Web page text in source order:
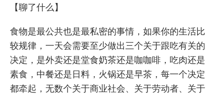
【聊了什么】
食物是最公共也是最私密的事情，如果你的生活比
较规律，一天会需要至少做出三个关于跟吃有关的
决定，是外卖还是堂食奶茶还是咖咖啡，吃肉还是
素食，中餐还是日料，火锅还是早茶，每一个决定
都牵起，无数个关于商业社会、关于劳动者、关于